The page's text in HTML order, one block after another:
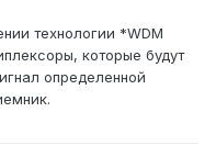
технологии *WDM
которые будут
определенной